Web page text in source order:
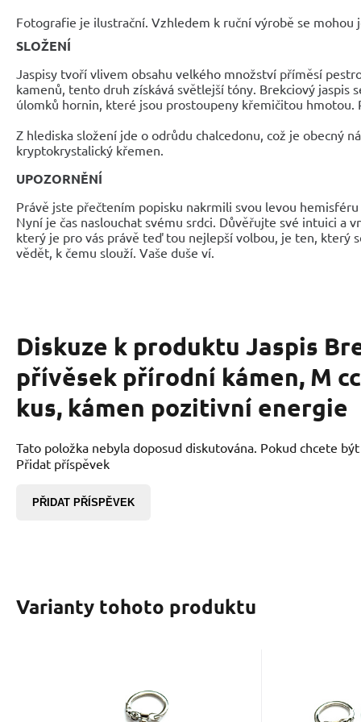
Fotografie je ilustrační. Vzhledem k ruční výrobě se
SLOŽENÍ
Jaspisy tvoří vlivem obsahu velkého množství příměsí
kamenů, tento druh získává světlejší tóny. Brekciový jaspis
úlomků hornin, které jsou prostoupeny křemičitou hmotou.
Z hlediska složení jde o odrůdu chalcedonu, což je obecný
kryptokrystalický křemen.
UPOZORNĚNÍ
Právě jste přečtením popisku nakrmili svou levou
Nyní je čas naslouchat svému srdci. Důvěřujte své intuici a
který je pro vás právě teď tou nejlepší volbou, je ten, který
vědět, k čemu slouží. Vaše duše ví.
Diskuze k produktu Jaspis
přívěsek přírodní kámen, M
kus, kámen pozitivní energie
Tato položka nebyla doposud diskutována. Pokud chcete
Přidat příspěvek
PŘIDAT PŘÍSPĚVEK
Varianty tohoto produktu
Mokaite Troml
přívěsek klíčenka
2402396
00185929
2000000008844
163Kč
Skladem
Jaspis ti pomůže vypnout
Jaspis ti